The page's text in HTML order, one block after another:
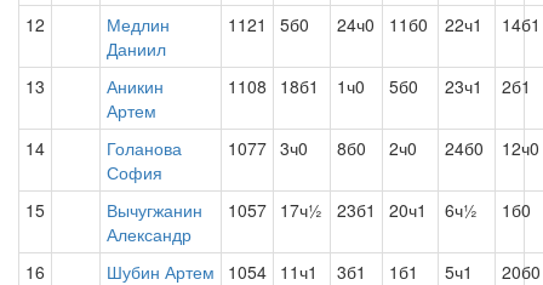
12
Медлин
Даниил
1121 5б0 24ч0 11б0 22ч1 14б1
13
Аникин
Артем
1108 18б1 1ч0 5б0 23ч1 2б1
14
Голанова
София
1077 3ч0 8б0 2ч0 24б0 12ч0
15
Вычугжанин
Александр
1057 17ч½ 23б1 20ч1 6ч½ 1б0
16 Шубин Артем 1054 11ч1 3б1 1б1 5ч1 20б0